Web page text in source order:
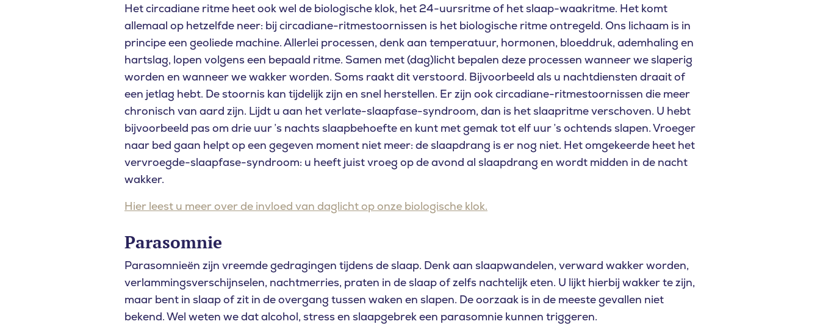
Het circadiane ritme heet ook wel de biologische klok, het 24-uursritme of het slaap-waakritme. Het komt
allemaal op hetzelfde neer: bij circadiane-ritmestoornissen is het biologische ritme ontregeld. Ons lichaam is in
principe een geoliede machine. Allerlei processen, denk aan temperatuur, hormonen, bloeddruk, ademhaling en
hartslag, lopen volgens een bepaald ritme. Samen met (dag)licht bepalen deze processen wanneer we slaperig
worden en wanneer we wakker worden. Soms raakt dit verstoord. Bijvoorbeeld als u nachtdiensten draait of
een jetlag hebt. De stoornis kan tijdelijk zijn en snel herstellen. Er zijn ook circadiane-ritmestoornissen die meer
chronisch van aard zijn. Lijdt u aan het verlate-slaapfase-syndroom, dan is het slaapritme verschoven. U hebt
bijvoorbeeld pas om drie uur ’s nachts slaapbehoefte en kunt met gemak tot elf uur ’s ochtends slapen. Vroeger
naar bed gaan helpt op een gegeven moment niet meer: de slaapdrang is er nog niet. Het omgekeerde heet het
vervroegde-slaapfase-syndroom: u heeft juist vroeg op de avond al slaapdrang en wordt midden in de nacht
wakker.
Hier leest u meer over de invloed van daglicht op onze biologische klok.
Parasomnie
Parasomnieën zijn vreemde gedragingen tijdens de slaap. Denk aan slaapwandelen, verward wakker worden,
verlammingsverschijnselen, nachtmerries, praten in de slaap of zelfs nachtelijk eten. U lijkt hierbij wakker te zijn,
maar bent in slaap of zit in de overgang tussen waken en slapen. De oorzaak is in de meeste gevallen niet
bekend. Wel weten we dat alcohol, stress en slaapgebrek een parasomnie kunnen triggeren.